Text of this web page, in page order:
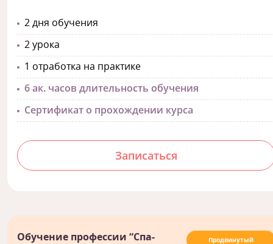
2 дня обучения
2 урока
1 отработка на практике
6 ак. часов длительность обучения
Сертификат о прохождении курса
Записаться
Продвинутый
Обучение профессии “Спа-